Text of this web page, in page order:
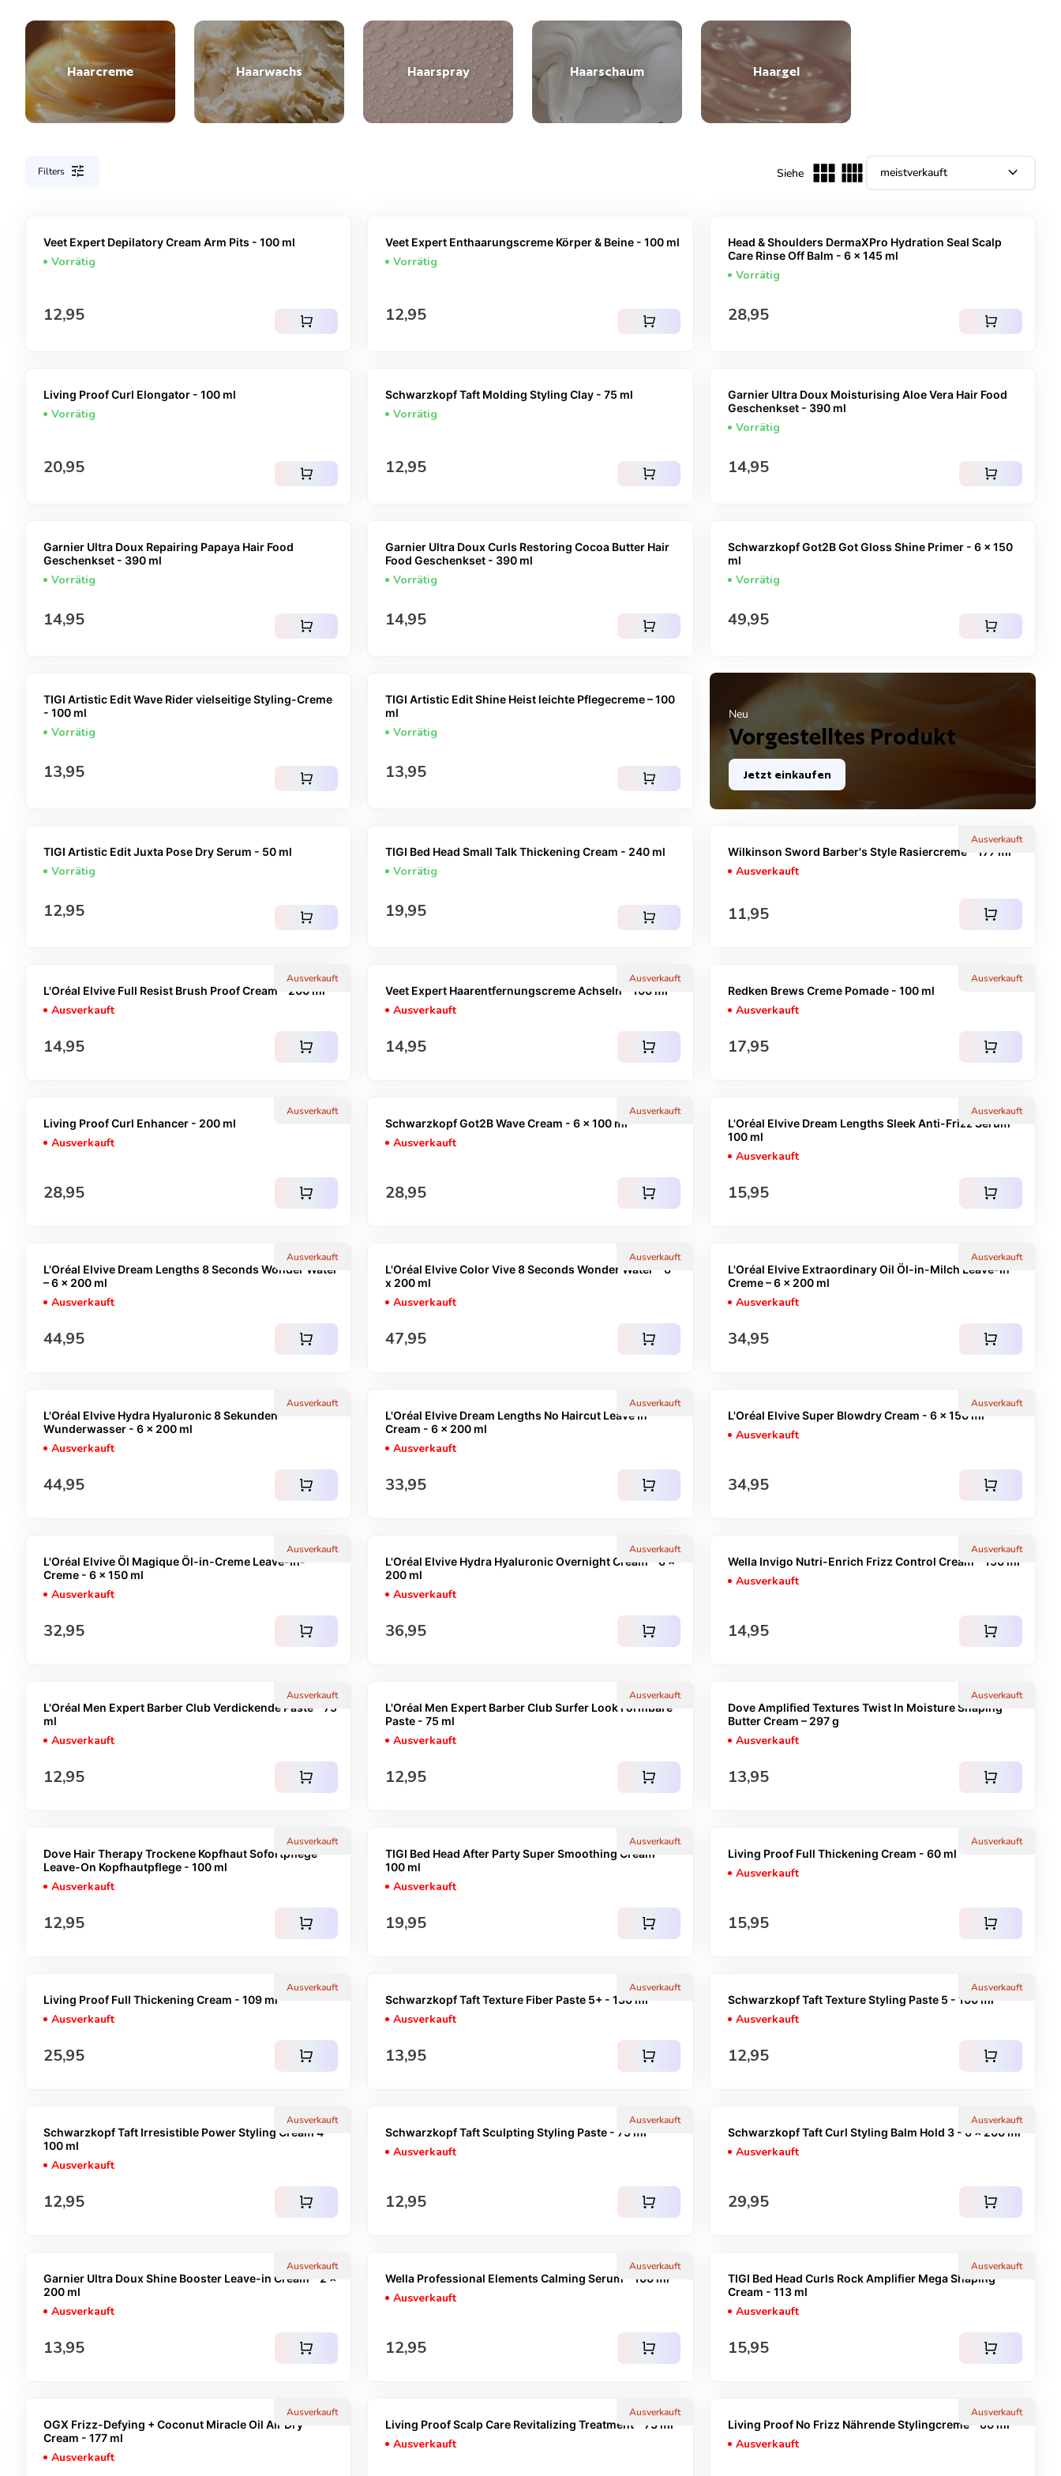
Haarcreme Haarwachs Haarspray Haarschaum Haargel
Filters tune Siehe expand_more
Neu
Vorgestelltes Produkt
Jetzt einkaufen
Veet Expert Depilatory Cream Arm Pits - 100 ml
Vorrätig
Regulärer Preis
12,95 shopping_cart
Veet Expert Enthaarungscreme Körper & Beine - 100 ml
Vorrätig
Regulärer Preis
12,95 shopping_cart
Head & Shoulders DermaXPro Hydration Seal Scalp
Care Rinse Off Balm - 6 x 145 ml
Vorrätig
Regulärer Preis
28,95 shopping_cart
Living Proof Curl Elongator - 100 ml
Vorrätig
Regulärer Preis
20,95 shopping_cart
Schwarzkopf Taft Molding Styling Clay - 75 ml
Vorrätig
Regulärer Preis
12,95 shopping_cart
Garnier Ultra Doux Moisturising Aloe Vera Hair Food
Geschenkset - 390 ml
Vorrätig
Regulärer Preis
14,95 shopping_cart
Garnier Ultra Doux Repairing Papaya Hair Food
Geschenkset - 390 ml
Vorrätig
Regulärer Preis
14,95 shopping_cart
Garnier Ultra Doux Curls Restoring Cocoa Butter Hair
Food Geschenkset - 390 ml
Vorrätig
Regulärer Preis
14,95 shopping_cart
Schwarzkopf Got2B Got Gloss Shine Primer - 6 x 150
ml
Vorrätig
Regulärer Preis
49,95 shopping_cart
TIGI Artistic Edit Wave Rider vielseitige Styling-Creme
- 100 ml
Vorrätig
Regulärer Preis
13,95 shopping_cart
TIGI Artistic Edit Shine Heist leichte Pflegecreme – 100
ml
Vorrätig
Regulärer Preis
13,95 shopping_cart
TIGI Artistic Edit Juxta Pose Dry Serum - 50 ml
Vorrätig
Regulärer Preis
12,95 shopping_cart
TIGI Bed Head Small Talk Thickening Cream - 240 ml
Vorrätig
Regulärer Preis
19,95 shopping_cart
Ausverkauft
Wilkinson Sword Barber's Style Rasiercreme - 177 ml
Ausverkauft
Regulärer Preis
11,95 shopping_cart
Ausverkauft
L'Oréal Elvive Full Resist Brush Proof Cream - 200 ml
Ausverkauft
Regulärer Preis
14,95 shopping_cart
Ausverkauft
Veet Expert Haarentfernungscreme Achseln – 100 ml
Ausverkauft
Regulärer Preis
14,95 shopping_cart
Ausverkauft
Redken Brews Creme Pomade - 100 ml
Ausverkauft
Regulärer Preis
17,95 shopping_cart
Ausverkauft
Living Proof Curl Enhancer - 200 ml
Ausverkauft
Regulärer Preis
28,95 shopping_cart
Ausverkauft
Schwarzkopf Got2B Wave Cream - 6 x 100 ml
Ausverkauft
Regulärer Preis
28,95 shopping_cart
Ausverkauft
L'Oréal Elvive Dream Lengths Sleek Anti-Frizz Serum -
100 ml
Ausverkauft
Regulärer Preis
15,95 shopping_cart
Ausverkauft
L'Oréal Elvive Dream Lengths 8 Seconds Wonder Water
– 6 x 200 ml
Ausverkauft
Regulärer Preis
44,95 shopping_cart
Ausverkauft
L'Oréal Elvive Color Vive 8 Seconds Wonder Water - 6
x 200 ml
Ausverkauft
Regulärer Preis
47,95 shopping_cart
Ausverkauft
L'Oréal Elvive Extraordinary Oil Öl-in-Milch Leave-In
Creme – 6 x 200 ml
Ausverkauft
Regulärer Preis
34,95 shopping_cart
Ausverkauft
L'Oréal Elvive Hydra Hyaluronic 8 Sekunden
Wunderwasser - 6 x 200 ml
Ausverkauft
Regulärer Preis
44,95 shopping_cart
Ausverkauft
L'Oréal Elvive Dream Lengths No Haircut Leave In
Cream - 6 x 200 ml
Ausverkauft
Regulärer Preis
33,95 shopping_cart
Ausverkauft
L'Oréal Elvive Super Blowdry Cream - 6 x 150 ml
Ausverkauft
Regulärer Preis
34,95 shopping_cart
Ausverkauft
L'Oréal Elvive Öl Magique Öl-in-Creme Leave-In-
Creme - 6 x 150 ml
Ausverkauft
Regulärer Preis
32,95 shopping_cart
Ausverkauft
L'Oréal Elvive Hydra Hyaluronic Overnight Cream - 6 x
200 ml
Ausverkauft
Regulärer Preis
36,95 shopping_cart
Ausverkauft
Wella Invigo Nutri-Enrich Frizz Control Cream - 150 ml
Ausverkauft
Regulärer Preis
14,95 shopping_cart
Ausverkauft
L'Oréal Men Expert Barber Club Verdickende Paste - 75
ml
Ausverkauft
Regulärer Preis
12,95 shopping_cart
Ausverkauft
L'Oréal Men Expert Barber Club Surfer Look Formbare
Paste - 75 ml
Ausverkauft
Regulärer Preis
12,95 shopping_cart
Ausverkauft
Dove Amplified Textures Twist In Moisture Shaping
Butter Cream – 297 g
Ausverkauft
Regulärer Preis
13,95 shopping_cart
Ausverkauft
Dove Hair Therapy Trockene Kopfhaut Sofortpflege -
Leave-On Kopfhautpflege - 100 ml
Ausverkauft
Regulärer Preis
12,95 shopping_cart
Ausverkauft
TIGI Bed Head After Party Super Smoothing Cream -
100 ml
Ausverkauft
Regulärer Preis
19,95 shopping_cart
Ausverkauft
Living Proof Full Thickening Cream - 60 ml
Ausverkauft
Regulärer Preis
15,95 shopping_cart
Ausverkauft
Living Proof Full Thickening Cream - 109 ml
Ausverkauft
Regulärer Preis
25,95 shopping_cart
Ausverkauft
Schwarzkopf Taft Texture Fiber Paste 5+ - 130 ml
Ausverkauft
Regulärer Preis
13,95 shopping_cart
Ausverkauft
Schwarzkopf Taft Texture Styling Paste 5 - 100 ml
Ausverkauft
Regulärer Preis
12,95 shopping_cart
Ausverkauft
Schwarzkopf Taft Irresistible Power Styling Cream 4 -
100 ml
Ausverkauft
Regulärer Preis
12,95 shopping_cart
Ausverkauft
Schwarzkopf Taft Sculpting Styling Paste - 75 ml
Ausverkauft
Regulärer Preis
12,95 shopping_cart
Ausverkauft
Schwarzkopf Taft Curl Styling Balm Hold 3 - 6 x 200 ml
Ausverkauft
Regulärer Preis
29,95 shopping_cart
Ausverkauft
Garnier Ultra Doux Shine Booster Leave-in Cream - 2 x
200 ml
Ausverkauft
Regulärer Preis
13,95 shopping_cart
Ausverkauft
Wella Professional Elements Calming Serum - 100 ml
Ausverkauft
Regulärer Preis
12,95 shopping_cart
Ausverkauft
TIGI Bed Head Curls Rock Amplifier Mega Shaping
Cream - 113 ml
Ausverkauft
Regulärer Preis
15,95 shopping_cart
Ausverkauft
OGX Frizz-Defying + Coconut Miracle Oil Air Dry
Cream - 177 ml
Ausverkauft
Ausverkauft
Living Proof Scalp Care Revitalizing Treatment - 73 ml
Ausverkauft
Ausverkauft
Living Proof No Frizz Nährende Stylingcreme - 60 ml
Ausverkauft